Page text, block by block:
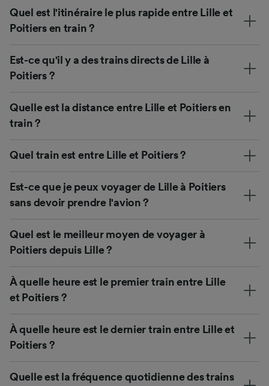
Quel est l'itinéraire le plus rapide entre Lille et
Poitiers en train ?
Est-ce qu'il y a des trains directs de Lille à
Poitiers ?
Quelle est la distance entre Lille et Poitiers en
train ?
Quel train est entre Lille et Poitiers ?
Est-ce que je peux voyager de Lille à Poitiers
sans devoir prendre l'avion ?
Quel est le meilleur moyen de voyager à
Poitiers depuis Lille ?
À quelle heure est le premier train entre Lille
et Poitiers ?
À quelle heure est le dernier train entre Lille et
Poitiers ?
Quelle est la fréquence quotidienne des trains